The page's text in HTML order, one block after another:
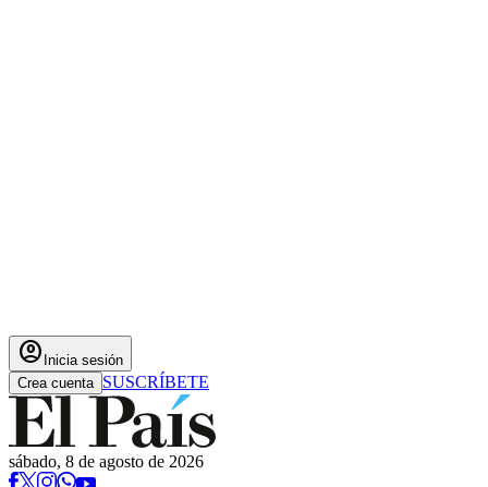
account_circle Inicia sesión
Crea cuenta SUSCRÍBETE
sábado, 8 de agosto de 2026